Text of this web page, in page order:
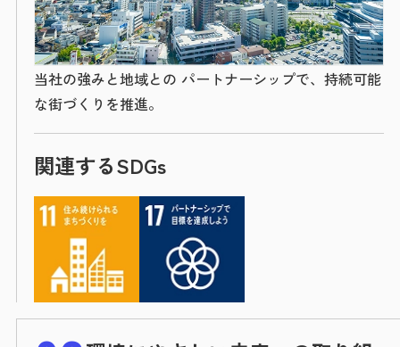
当社の強みと地域との パートナーシップで、持続可能
な街づくりを推進。
関連するSDGs